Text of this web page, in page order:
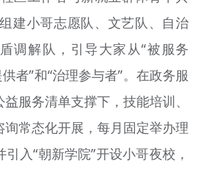
建小哥志愿队、文艺队、自治
调解队，引导大家从“被服务
者”和“治理参与者”。在政务服
服务清单支撑下，技能培训、
常态化开展，每月固定举办理
入“朝新学院”开设小哥夜校，